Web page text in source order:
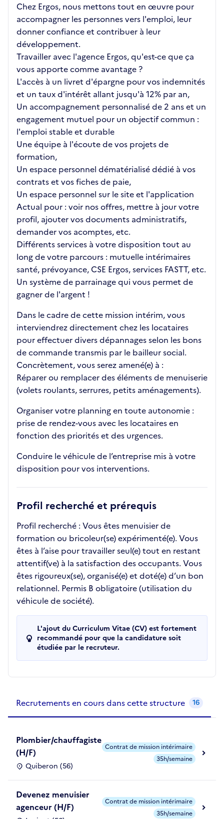
Chez Ergos, nous mettons tout en œuvre pour
accompagner les personnes vers l'emploi, leur
donner confiance et contribuer à leur
développement.
Travailler avec l'agence Ergos, qu'est-ce que ça
vous apporte comme avantage ?
L'accès à un livret d'épargne pour vos indemnités
et un taux d'intérêt allant jusqu'à 12% par an,
Un accompagnement personnalisé de 2 ans et un
engagement mutuel pour un objectif commun :
l'emploi stable et durable
Une équipe à l'écoute de vos projets de
formation,
Un espace personnel dématérialisé dédié à vos
contrats et vos fiches de paie,
Un espace personnel sur le site et l'application
Actual pour : voir nos offres, mettre à jour votre
profil, ajouter vos documents administratifs,
demander vos acomptes, etc.
Différents services à votre disposition tout au
long de votre parcours : mutuelle intérimaires
santé, prévoyance, CSE Ergos, services FASTT, etc.
Un système de parrainage qui vous permet de
gagner de l'argent !
Dans le cadre de cette mission intérim, vous
interviendrez directement chez les locataires
pour effectuer divers dépannages selon les bons
de commande transmis par le bailleur social.
Concrètement, vous serez amené(e) à :
Réparer ou remplacer des éléments de menuiserie
(volets roulants, serrures, petits aménagements).
Organiser votre planning en toute autonomie :
prise de rendez-vous avec les locataires en
fonction des priorités et des urgences.
Conduire le véhicule de l’entreprise mis à votre
disposition pour vos interventions.
Profil recherché et prérequis
Profil recherché : Vous êtes menuisier de
formation ou bricoleur(se) expérimenté(e). Vous
êtes à l’aise pour travailler seul(e) tout en restant
attentif(ve) à la satisfaction des occupants. Vous
êtes rigoureux(se), organisé(e) et doté(e) d’un bon
relationnel. Permis B obligatoire (utilisation du
véhicule de société).
L'ajout du Curriculum Vitae (CV) est fortement
recommandé pour que la candidature soit
étudiée par le recruteur.
Recrutements en cours dans cette structure 16
Plombier/chauffagiste
(H/F)
Quiberon (56)
Contrat de mission intérimaire
35h/semaine
Devenez menuisier
agenceur (H/F)
Contrat de mission intérimaire
35h/semaine